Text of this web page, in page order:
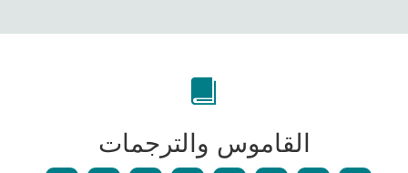
القاموس والترجمات